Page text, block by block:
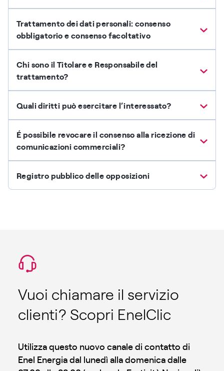
Trattamento dei dati personali: consenso
obbligatorio e consenso facoltativo
Chi sono il Titolare e Responsabile del
trattamento?
Quali diritti può esercitare l’interessato?
É possibile revocare il consenso alla ricezione di
comunicazioni commerciali?
Registro pubblico delle opposizioni
Vuoi chiamare il servizio
clienti? Scopri EnelClic
Utilizza questo nuovo canale di contatto di
Enel Energia dal lunedì alla domenica dalle